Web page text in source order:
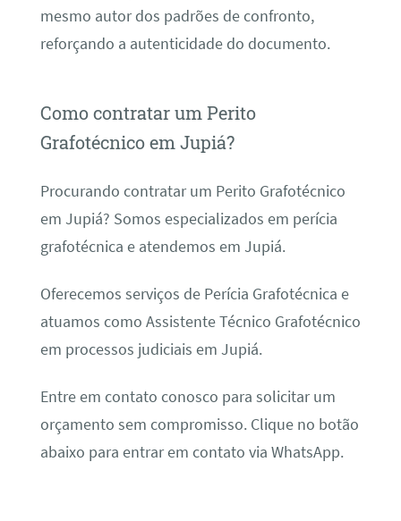
mesmo autor dos padrões de confronto,
reforçando a autenticidade do documento.
Como contratar um Perito
Grafotécnico em Jupiá?
Procurando contratar um Perito Grafotécnico
em Jupiá? Somos especializados em perícia
grafotécnica e atendemos em Jupiá.
Oferecemos serviços de Perícia Grafotécnica e
atuamos como Assistente Técnico Grafotécnico
em processos judiciais em Jupiá.
Entre em contato conosco para solicitar um
orçamento sem compromisso. Clique no botão
abaixo para entrar em contato via WhatsApp.